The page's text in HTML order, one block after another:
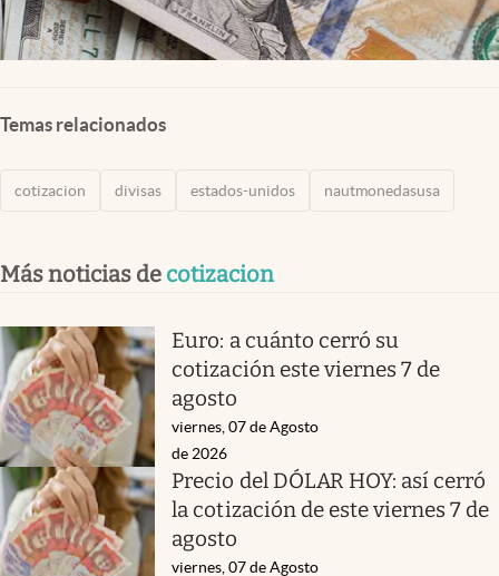
Temas relacionados
cotizacion divisas estados-unidos nautmonedasusa
Más noticias de cotizacion
Euro: a cuánto cerró su
cotización este viernes 7 de
agosto
viernes, 07 de Agosto
de 2026
Precio del DÓLAR HOY: así cerró
la cotización de este viernes 7 de
agosto
viernes, 07 de Agosto